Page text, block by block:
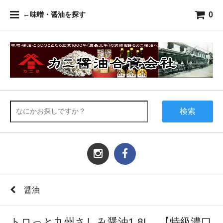
←味噌・醤油を探す 0
検索
醤油